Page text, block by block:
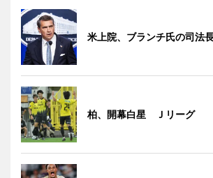
米上院、ブランチ氏の司法
柏、開幕白星 Ｊリーグ